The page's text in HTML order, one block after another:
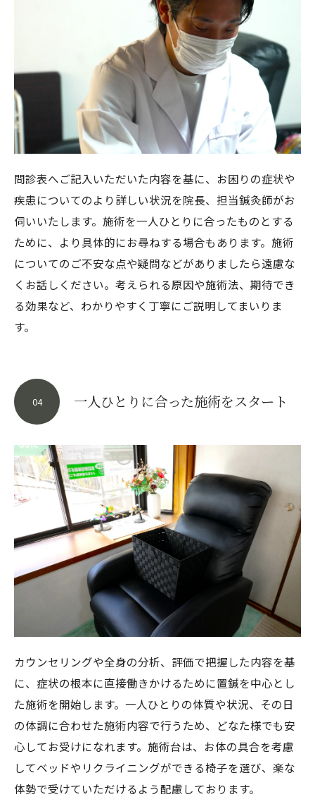
問診表へご記入いただいた内容を基に、お困りの症状や
疾患についてのより詳しい状況を院長、担当鍼灸師がお
伺いいたします。施術を一人ひとりに合ったものとする
ために、より具体的にお尋ねする場合もあります。施術
についてのご不安な点や疑問などがありましたら遠慮な
くお話しください。考えられる原因や施術法、期待でき
る効果など、わかりやすく丁寧にご説明してまいりま
す。
一人ひとりに合った施術をスタート
04
カウンセリングや全身の分析、評価で把握した内容を基
に、症状の根本に直接働きかけるために置鍼を中心とし
た施術を開始します。一人ひとりの体質や状況、その日
の体調に合わせた施術内容で行うため、どなた様でも安
心してお受けになれます。施術台は、お体の具合を考慮
してベッドやリクライニングができる椅子を選び、楽な
体勢で受けていただけるよう配慮しております。